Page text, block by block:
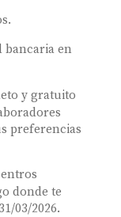
bancaria en
y gratuito
preferencias
donde te
03/2026.